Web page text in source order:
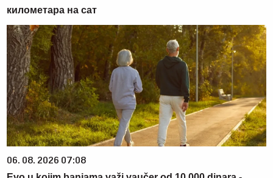
километара на сат
06. 08. 2026 07:08